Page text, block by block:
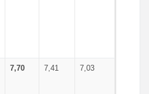
7,70 7,41 7,03